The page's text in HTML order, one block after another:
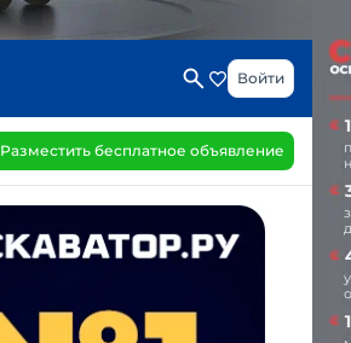
Войти
Разместить бесплатное объявление